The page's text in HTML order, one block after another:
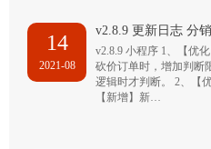
14
2021-08
v2.8.9 更新日志 分
v2.8.9 小程序 1、【优
砍价订单时，增加判断
逻辑时才判断。 2、【
【新增】新…